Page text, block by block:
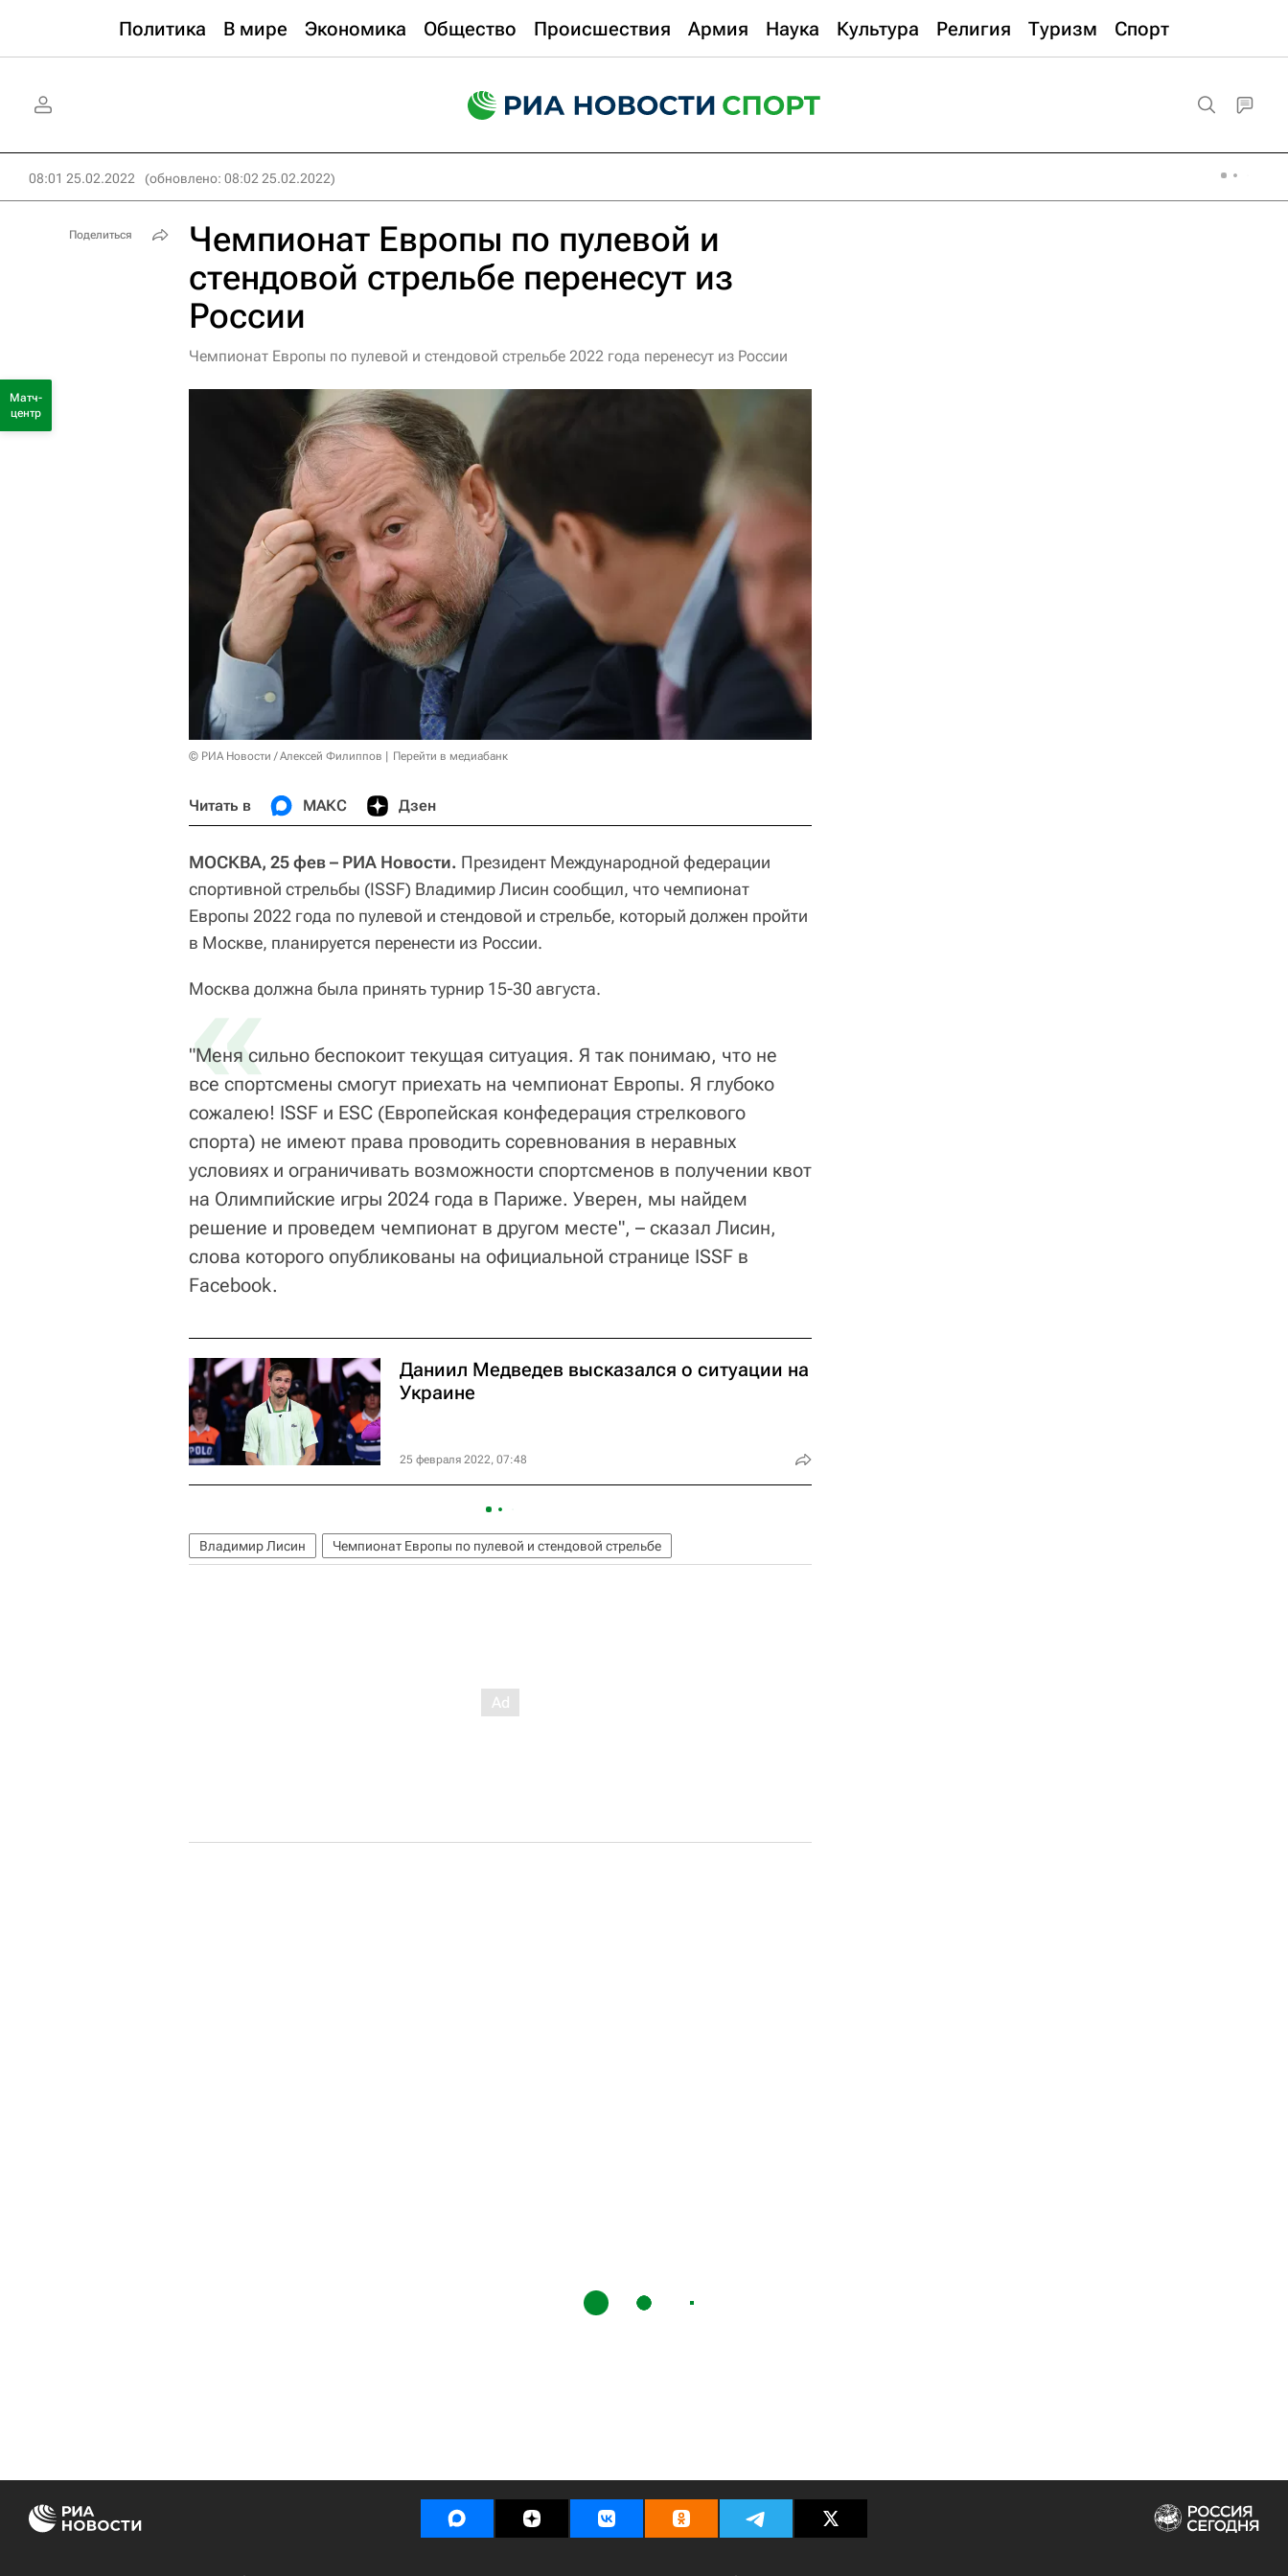
Политика В мире Экономика Общество Происшествия Армия Наука Культура Религия Туризм Спорт
08:01 25.02.2022 (обновлено: 08:02 25.02.2022)
Чемпионат Европы по пулевой и
стендовой стрельбе перенесут из
России
Чемпионат Европы по пулевой и стендовой стрельбе 2022 года перенесут из России
© РИА Новости / Алексей Филиппов Перейти в медиабанк
Читать в МАКС Дзен
МОСКВА, 25 фев – РИА Новости. Президент Международной федерации
спортивной стрельбы (ISSF) Владимир Лисин сообщил, что чемпионат
Европы 2022 года по пулевой и стендовой и стрельбе, который должен пройти
в Москве, планируется перенести из России.
Москва должна была принять турнир 15-30 августа.
«
"Меня сильно беспокоит текущая ситуация. Я так понимаю, что не
все спортсмены смогут приехать на чемпионат Европы. Я глубоко
сожалею! ISSF и ESC (Европейская конфедерация стрелкового
спорта) не имеют права проводить соревнования в неравных
условиях и ограничивать возможности спортсменов в получении квот
на Олимпийские игры 2024 года в Париже. Уверен, мы найдем
решение и проведем чемпионат в другом месте", – сказал Лисин,
слова которого опубликованы на официальной странице ISSF в
Facebook.
Даниил Медведев высказался о ситуации на
Украине
25 февраля 2022, 07:48
Владимир Лисин Чемпионат Европы по пулевой и стендовой стрельбе
Поделиться
Матч-
центр